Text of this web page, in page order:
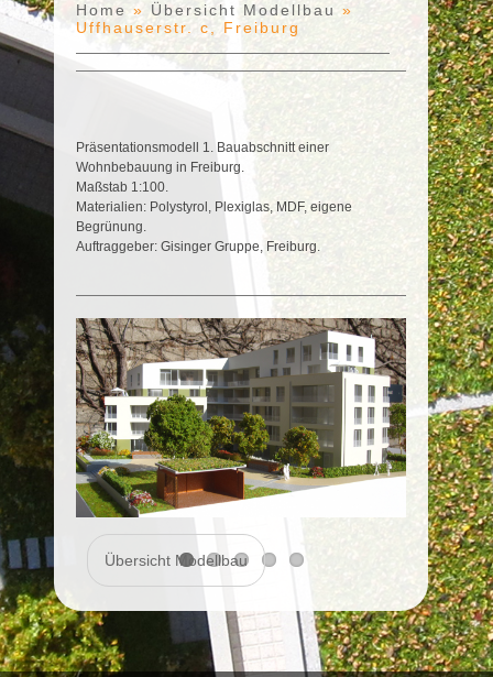
Home » Übersicht Modellbau »
Uffhauserstr. c, Freiburg
Präsentationsmodell 1. Bauabschnitt einer
Wohnbebauung in Freiburg.
Maßstab 1:100.
Materialien: Polystyrol, Plexiglas, MDF, eigene
Begrünung.
Auftraggeber: Gisinger Gruppe, Freiburg.
Übersicht Modellbau